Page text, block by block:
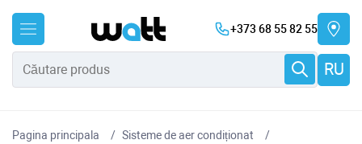
+373 68 55 82 55
RU
Pagina principala
Sisteme de aer condiționat